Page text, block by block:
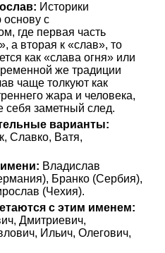
Историки
основу с
где первая часть
а вторая к «слав», то
как «слава огня» или
же традиции
чаще толкуют как
жара и человека,
себя заметный след.
варианты:
Славко, Ватя,
Владислав
Бранко (Сербия),
(Чехия).
с этим именем:
Дмитриевич,
Ильич, Олегович,